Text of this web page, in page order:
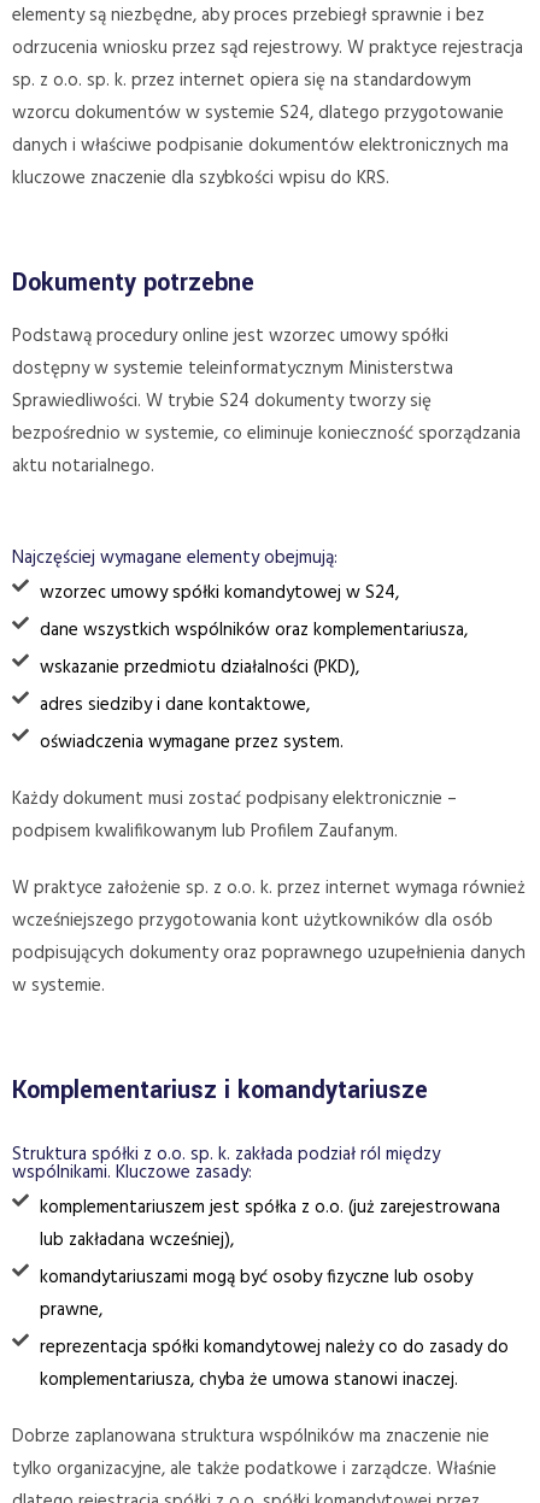
elementy są niezbędne, aby proces przebiegł sprawnie i bez
odrzucenia wniosku przez sąd rejestrowy. W praktyce rejestracja
sp. z o.o. sp. k. przez internet opiera się na standardowym
wzorcu dokumentów w systemie S24, dlatego przygotowanie
danych i właściwe podpisanie dokumentów elektronicznych ma
kluczowe znaczenie dla szybkości wpisu do KRS.
Dokumenty potrzebne
Podstawą procedury online jest wzorzec umowy spółki
dostępny w systemie teleinformatycznym Ministerstwa
Sprawiedliwości. W trybie S24 dokumenty tworzy się
bezpośrednio w systemie, co eliminuje konieczność sporządzania
aktu notarialnego.
Najczęściej wymagane elementy obejmują:
wzorzec umowy spółki komandytowej w S24,
dane wszystkich wspólników oraz komplementariusza,
wskazanie przedmiotu działalności (PKD),
adres siedziby i dane kontaktowe,
oświadczenia wymagane przez system.
Każdy dokument musi zostać podpisany elektronicznie –
podpisem kwalifikowanym lub Profilem Zaufanym.
W praktyce założenie sp. z o.o. k. przez internet wymaga również
wcześniejszego przygotowania kont użytkowników dla osób
podpisujących dokumenty oraz poprawnego uzupełnienia danych
w systemie.
Komplementariusz i komandytariusze
Struktura spółki z o.o. sp. k. zakłada podział ról między
wspólnikami. Kluczowe zasady:
komplementariuszem jest spółka z o.o. (już zarejestrowana
lub zakładana wcześniej),
komandytariuszami mogą być osoby fizyczne lub osoby
prawne,
reprezentacja spółki komandytowej należy co do zasady do
komplementariusza, chyba że umowa stanowi inaczej.
Dobrze zaplanowana struktura wspólników ma znaczenie nie
tylko organizacyjne, ale także podatkowe i zarządcze. Właśnie